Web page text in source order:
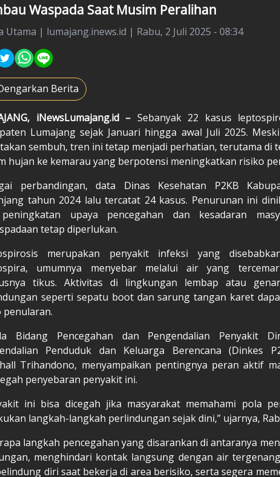
Waspada Saat Musim Peralihan
Utama | lumajang.inews.id | Rabu, 2 Juli 2025 - 08:34
Berita
iNewsLumajang.id – Sebanyak 22 kasus
Lumajang sejak Januari hingga awal Juli 2025.
sembuh, tren ini tetap menjadi perhatian, terutama di
hujan ke kemarau yang berpotensi meningkatkan risiko
perbandingan, data Dinas Kesehatan P2KB
tahun 2024 lalu tercatat 24 kasus. Penurunan ini
upaya pencegahan dan kesadaran
tetap diperlukan.
merupakan penyakit infeksi yang
umumnya menyebar melalui air yang
tikus. Aktivitas di lingkungan lembap atau
seperti sepatu boot dan sarung tangan karet
penularan.
Bidang Pencegahan dan Pengendalian Penyakit
Penduduk dan Keluarga Berencana (Dinkes
Trihandono, menyampaikan pentingnya peran aktif
penyebaran penyakit ini.
ini bisa dicegah jika masyarakat memahami pola
langkah-langkah perlindungan sejak dini,” ujarnya,
langkah pencegahan yang disarankan di antaranya
menghindari kontak langsung dengan air
diri saat bekerja di area berisiko, serta segera